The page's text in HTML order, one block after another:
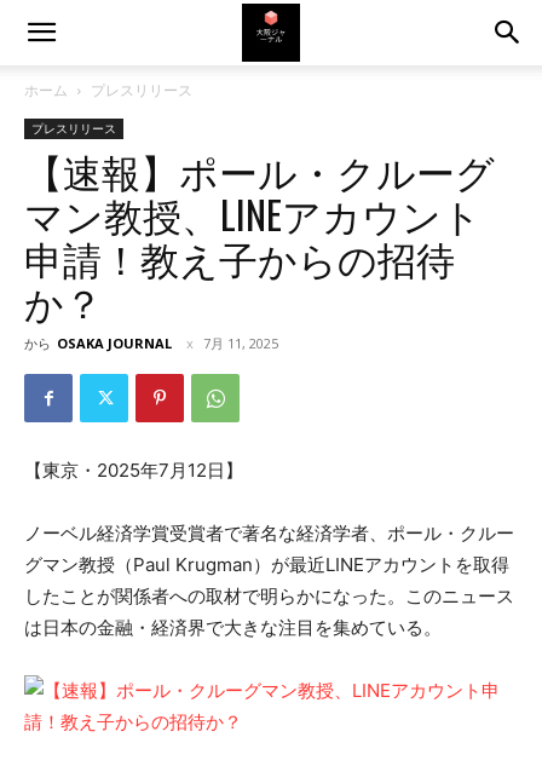
ホーム プレスリリース
プレスリリース
【速報】ポール・クルーグ
マン教授、LINEアカウント
申請！教え子からの招待
か？
から OSAKA JOURNAL 7月 11, 2025
【東京・2025年7月12日】
ノーベル経済学賞受賞者で著名な経済学者、ポール・クルー
グマン教授（Paul Krugman）が最近LINEアカウントを取得
したことが関係者への取材で明らかになった。このニュース
は日本の金融・経済界で大きな注目を集めている。